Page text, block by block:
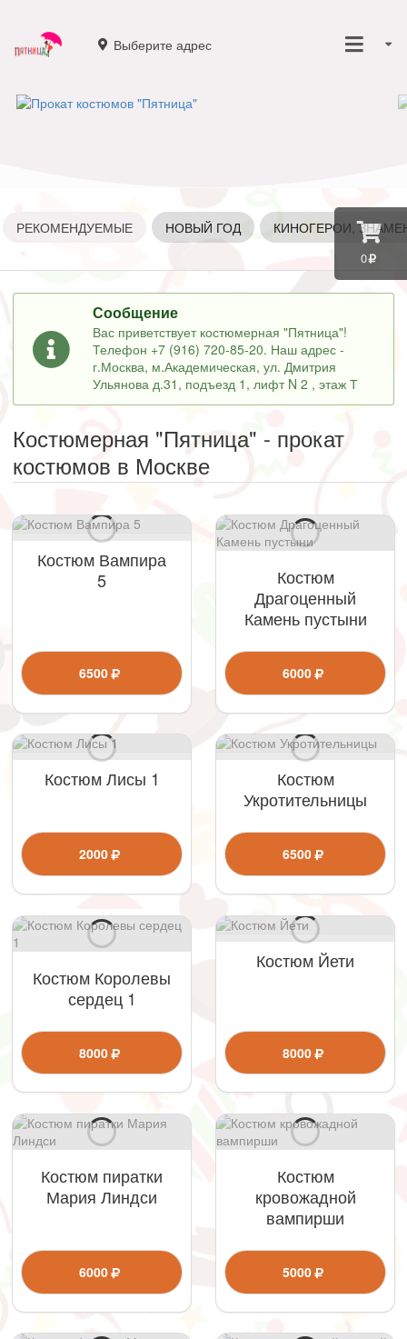
0
Выберите адрес
РЕКОМЕНДУЕМЫЕ НОВЫЙ ГОД КИНОГЕРОИ,
Сообщение
Вас приветствует костюмерная "Пятница"!
Телефон +7 (916) 720-85-20. Наш адрес -
г.Москва, м.Академическая, ул. Дмитрия
Ульянова д.31, подъезд 1, лифт N 2 , этаж Т
Костюмерная "Пятница" - прокат
костюмов в Москве
Костюм Вампира
5
6500
Костюм
Драгоценный
Камень пустыни
6000
Костюм Лисы 1
2000
Костюм
Укротительницы
6500
Костюм Королевы
сердец 1
8000
Костюм Йети
8000
Костюм пиратки
Мария Линдси
6000
Костюм
кровожадной
вампирши
5000